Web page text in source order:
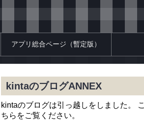
アプリ総合ページ（暫定版）
kintaのブログANNEX
kintaのブログは引っ越しをしました。 こ
ちらをご覧ください。